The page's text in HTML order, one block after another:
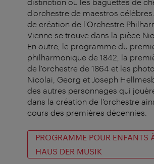
d'orchestre de maestros
de création de l'Orchestre
Vienne se trouve dans la pièce
En outre, le programme du
philharmonique de 1842, la
de l'orchestre de 1864 et les
Nicolai, Georg et Joseph
des autres personnages qui
dans la création de l'orchestre
cours des premières décennies.
PROGRAMME POUR ENFANTS
HAUS DER MUSIK